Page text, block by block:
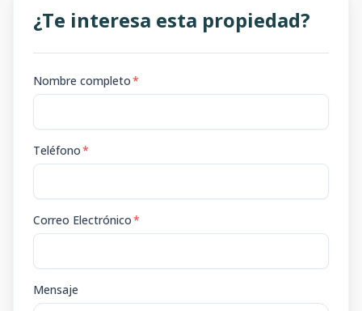
¿Te interesa esta propiedad?
Nombre completo*
Teléfono*
Correo Electrónico*
Mensaje